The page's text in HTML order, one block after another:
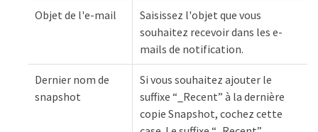
Objet de l'e-mail
Saisissez l'objet que vous
souhaitez recevoir dans les e-
mails de notification.
Dernier nom de
snapshot
Si vous souhaitez ajouter le
suffixe “_Recent” à la dernière
copie Snapshot, cochez cette